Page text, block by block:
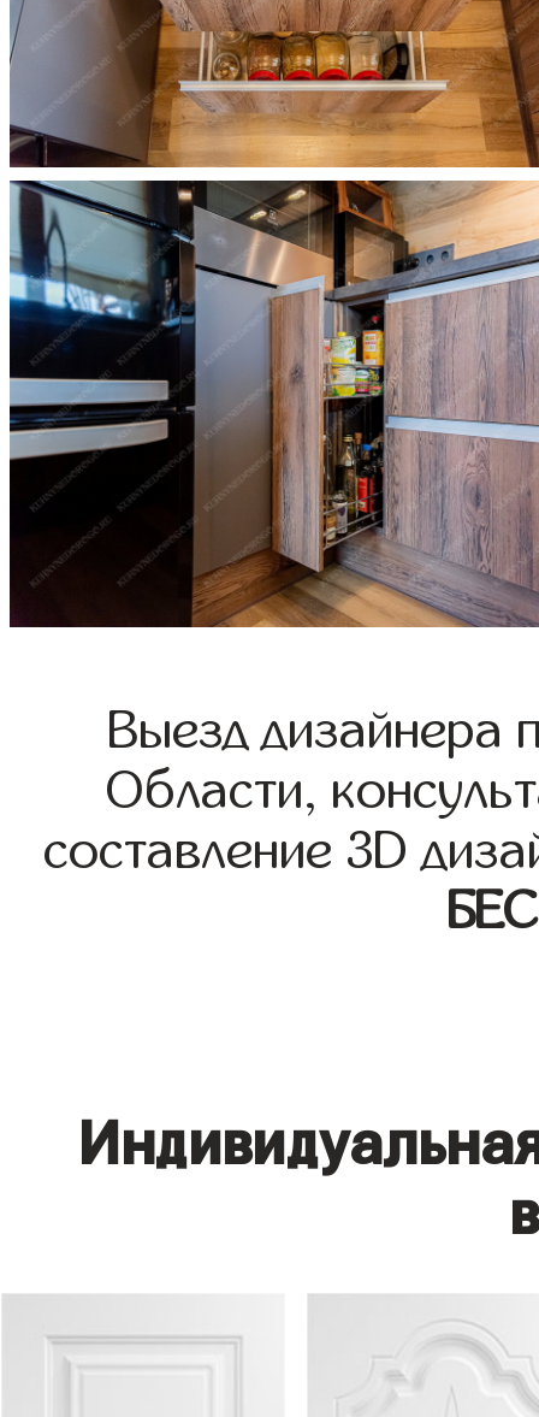
Выезд дизайнера
Области,
составление 3D